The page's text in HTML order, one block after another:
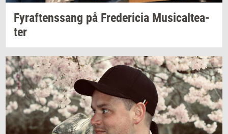
Fyraf­tens­sang på Fre­de­ri­cia Mu­si­cal­te­a­
ter